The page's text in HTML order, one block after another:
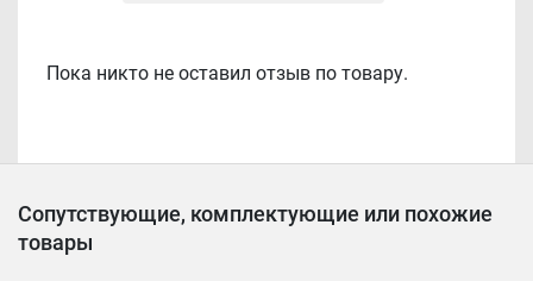
Пока никто не оставил отзыв по товару.
Сопутствующие, комплектующие или похожие
товары